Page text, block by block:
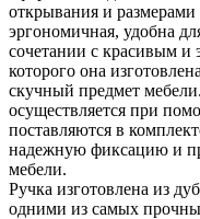
открывания и
эргономичная, удобна
сочетании с красивым и
которого она
скучный предмет
осуществляется при
поставляются в
надежную фиксацию и
мебели.
Ручка изготовлена из
одними из самых